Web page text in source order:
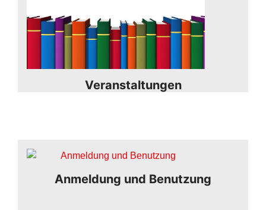
Veranstaltungen
Anmeldung und Benutzung